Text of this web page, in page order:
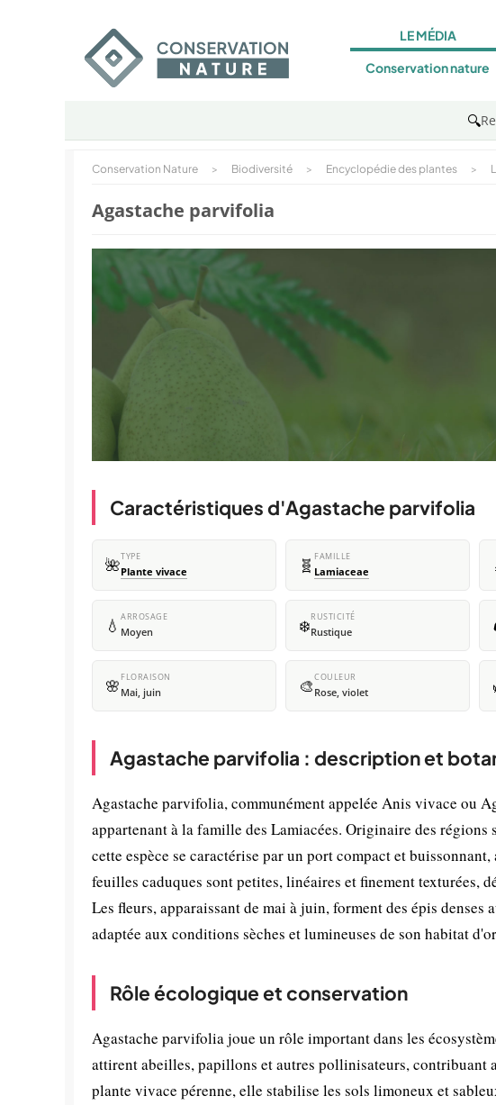
LE MÉDIA
Conservation nature
🔍
Conservation Nature > Biodiversité > Encyclopédie des plantes >
Agastache parvifolia
Caractéristiques d'Agastache parvifolia
🌺TYPE
Plante vivace 🧬 FAMILLE
Lamiaceae
💧 ARROSAGE
Moyen ❄️RUSTICITÉ
Rustique
🌸 FLORAISON
Mai, juin 🎨COULEUR
Rose, violet
Agastache parvifolia : description et
Agastache parvifolia, communément appelée Anis vivace ou
appartenant à la famille des Lamiacées. Originaire des
cette espèce se caractérise par un port compact et
feuilles caduques sont petites, linéaires et finement texturées,
Les fleurs, apparaissant de mai à juin, forment des épis
adaptée aux conditions sèches et lumineuses de son habitat
Rôle écologique et conservation
Agastache parvifolia joue un rôle important dans les
attirent abeilles, papillons et autres pollinisateurs,
plante vivace pérenne, elle stabilise les sols limoneux et